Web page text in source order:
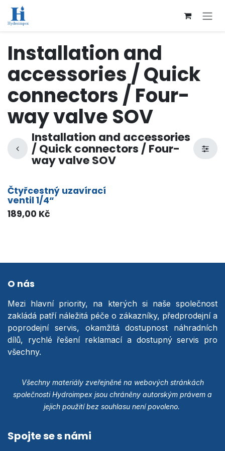
Přejít na obsah
Installation and
accessories / Quick
connectors / Four-
way valve SOV
Installation and accessories
/ Quick connectors / Four-
way valve SOV
Čtyřcestný uzavírací
ventil 1/4“
189,00 Kč
O nás
Mezi hlavní priority, na kterých si naše společnost
zakládá patří náležitá péče o zákazníky, předprodejní a
poprodejní servis, okamžitá dostupnost náhradních
dílů, rychlé řešení reklamací a dostupný servis pro
všechny.
Všechny materiály zveřejněné na webových stránkách
společnosti Hydroimpex jsou chráněny autorským právem a
jejich použití bez souhlasu není povoleno.
Spojte se s námi